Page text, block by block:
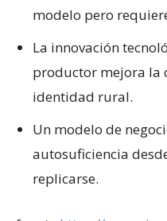
modelo pero
La innovación
productor mejora la
identidad rural.
Un modelo de
autosuficiencia
replicarse.